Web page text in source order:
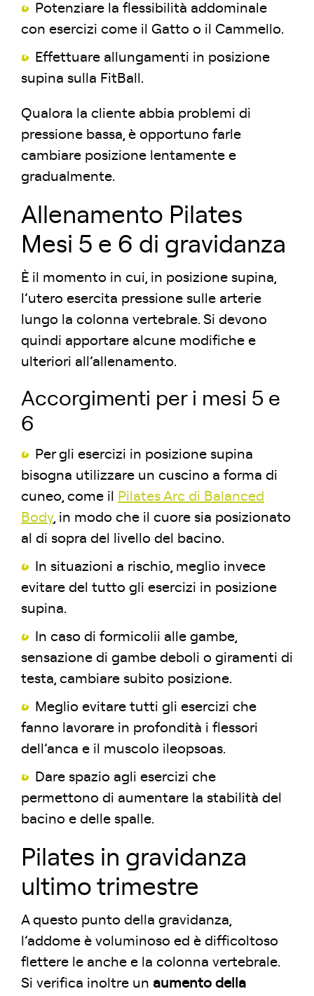
Potenziare la flessibilità addominale
con esercizi come il Gatto o il Cammello.
Effettuare allungamenti in posizione
supina sulla FitBall.
Qualora la cliente abbia problemi di
pressione bassa, è opportuno farle
cambiare posizione lentamente e
gradualmente.
Allenamento Pilates
Mesi 5 e 6 di gravidanza
È il momento in cui, in posizione supina,
l’utero esercita pressione sulle arterie
lungo la colonna vertebrale. Si devono
quindi apportare alcune modifiche e
ulteriori all’allenamento.
Accorgimenti per i mesi 5 e
6
Per gli esercizi in posizione supina
bisogna utilizzare un cuscino a forma di
cuneo, come il
Pilates Arc di Balanced
Body, in modo che il cuore sia posizionato
al di sopra del livello del bacino.
In situazioni a rischio, meglio invece
evitare del tutto gli esercizi in posizione
supina.
In caso di formicolii alle gambe,
sensazione di gambe deboli o giramenti di
testa, cambiare subito posizione.
Meglio evitare tutti gli esercizi che
fanno lavorare in profondità i flessori
dell’anca e il muscolo ileopsoas.
Dare spazio agli esercizi che
permettono di aumentare la stabilità del
bacino e delle spalle.
Pilates in gravidanza
ultimo trimestre
A questo punto della gravidanza,
l’addome è voluminoso ed è difficoltoso
flettere le anche e la colonna vertebrale.
Si verifica inoltre un aumento della